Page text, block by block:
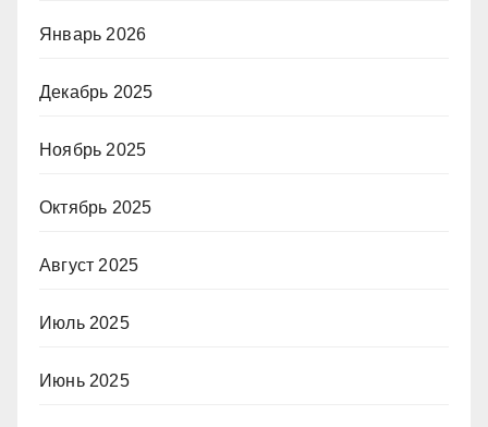
Январь 2026
Декабрь 2025
Ноябрь 2025
Октябрь 2025
Август 2025
Июль 2025
Июнь 2025